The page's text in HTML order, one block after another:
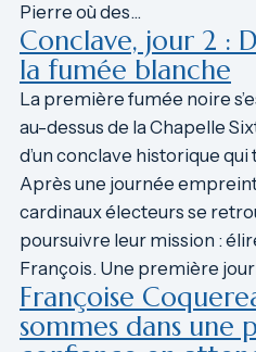
Pierre où des…
Conclave, jour 2 :
la fumée blanche
La première fumée noire
au-dessus de la Chapelle
d’un conclave historique
Après une journée
cardinaux électeurs se
poursuivre leur mission :
François. Une première
Françoise
sommes dans une